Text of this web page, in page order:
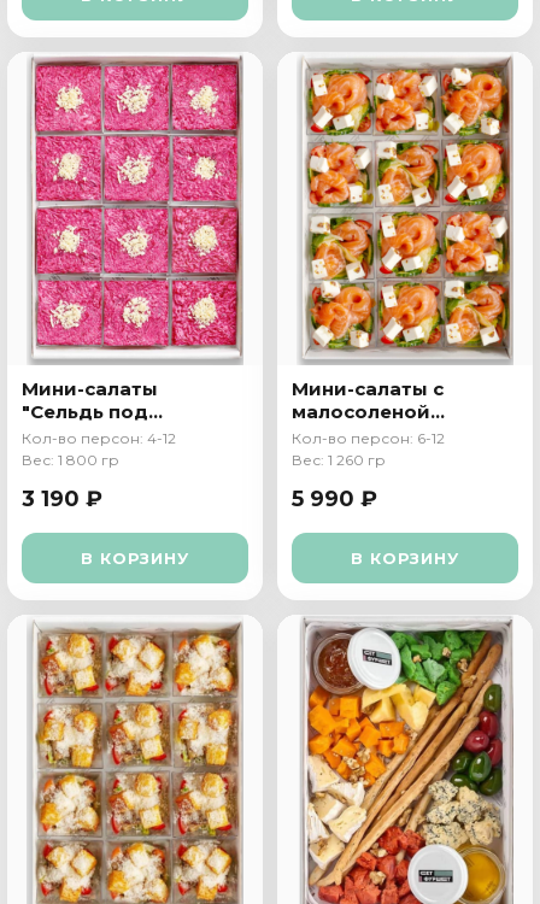
Мини-салаты
"Сельдь под
шубой"
Кол-во персон: 4-12
Вес: 1 800 гр
3 190 ₽
В КОРЗИНУ
Мини-салаты с
малосоленой
семгой
Кол-во персон: 6-12
Вес: 1 260 гр
5 990 ₽
В КОРЗИНУ